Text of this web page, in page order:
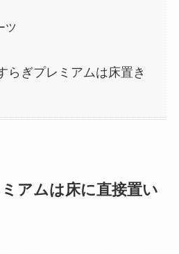
ツ
らぎプレミアムは床置き
アムは床に直接置い